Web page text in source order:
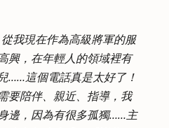
我現在作為高級將軍的服
興，在年輕人的領域裡有
……這個電話真是太好了！
要陪伴、親近、指導，我
邊，因為有很多孤獨……主